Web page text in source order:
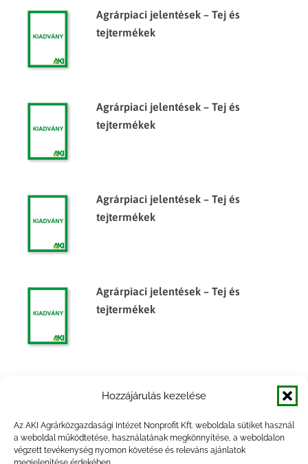
Hozzájárulás kezelése
Az AKI Agrárközgazdasági Intézet Nonprofit Kft. weboldala sütiket használ
a weboldal működtetése, használatának megkönnyítése, a weboldalon
végzett tevékenység nyomon követése és releváns ajánlatok
Agrárpiaci jelentések – Tej és
tejtermékek
Agrárpiaci jelentések – Tej és
tejtermékek
Agrárpiaci jelentések – Tej és
tejtermékek
Agrárpiaci jelentések – Tej és
tejtermékek
tejtermékek